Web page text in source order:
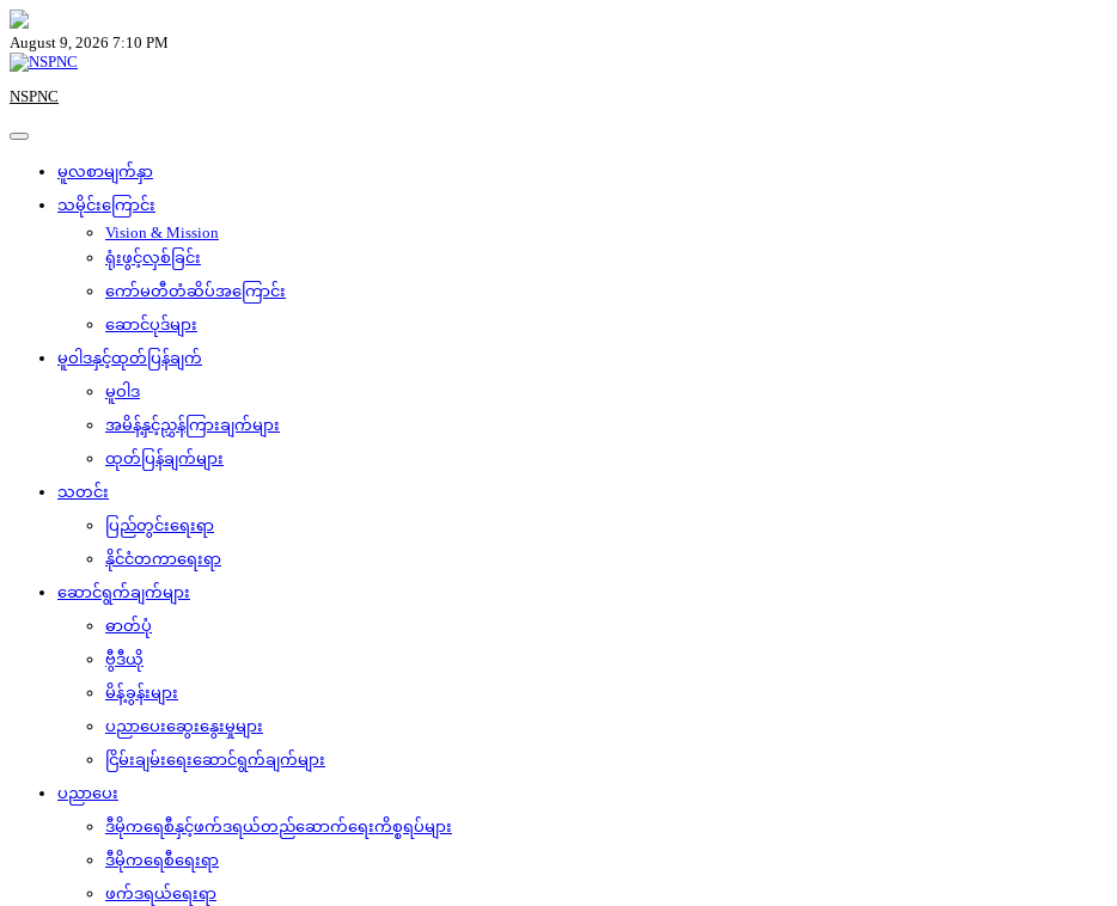
Skip
to
content
August 9, 2026 7:10 PM
NSPNC
မူလစာမျက်နှာ
သမိုင်းကြောင်း
Vision & Mission
ရုံးဖွင့်လှစ်ခြင်း
ကော်မတီတံဆိပ်အကြောင်း
ဆောင်ပုဒ်များ
မူဝါဒနှင့်ထုတ်ပြန်ချက်
မူဝါဒ
အမိန့်နှင့်ညွှန်ကြားချက်များ
ထုတ်ပြန်ချက်များ
သတင်း
ပြည်တွင်းရေးရာ
နိုင်ငံတကာရေးရာ
ဆောင်ရွက်ချက်များ
ဓာတ်ပုံ
ဗွီဒီယို
မိန့်ခွန်းများ
ပညာပေးဆွေးနွေးမှုများ
ငြိမ်းချမ်းရေးဆောင်ရွက်ချက်များ
ပညာပေး
ဒီမိုကရေစီနှင့်ဖက်ဒရယ်တည်ဆောက်‌ရေးကိစ္စရပ်များ
ဒီမိုကရေစီရေးရာ
ဖက်ဒရယ်ရေးရာ